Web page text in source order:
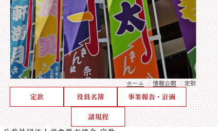
ホーム 情報公開 定款
定款 役員名簿 事業報告・計画
諸規程